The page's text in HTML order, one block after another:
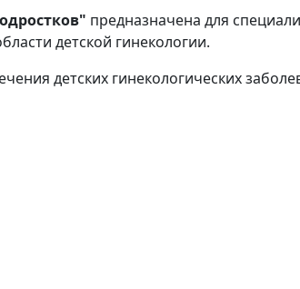
предназначена для
детской гинекологии.
детских гинекологических